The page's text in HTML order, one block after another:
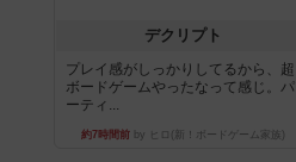
デクリプト
プレイ感がしっかりしてるから、超
ボードゲームやったなって感じ。パ
ーティ...
約7時間前by ヒロ(新！ボードゲーム家族)